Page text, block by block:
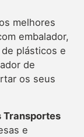
melhores
embalador,
plásticos e
de
os seus
Transportes
e